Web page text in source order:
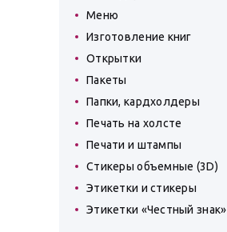
Меню
Изготовление книг
Открытки
Пакеты
Папки, кардхолдеры
Печать на холсте
Печати и штампы
Стикеры объемные (3D)
Этикетки и стикеры
Этикетки «Честный знак»